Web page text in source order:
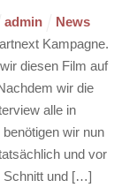
admin
News
Kampagne.
diesen Film auf
wir die
alle in
wir nun
und vor
Schnitt und […]